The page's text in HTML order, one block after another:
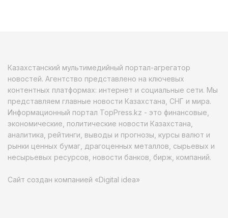
Казахстанский мультимедийный портал-агрегатор
новостей. Агентство представлено на ключевых
контентных платформах: интернет и социальные сети. Мы
представляем главные новости Казахстана, СНГ и мира.
Информационный портал TopPress.kz - это финансовые,
экономические, политические новости Казахстана,
аналитика, рейтинги, выводы и прогнозы, курсы валют и
рынки ценных бумаг, драгоценных металлов, сырьевых и
несырьевых ресурсов, новости банков, бирж, компаний.
Сайт создан компанией «Digital idea»